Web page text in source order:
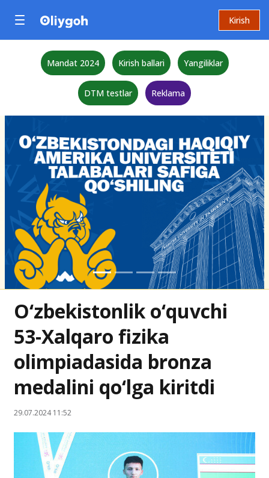
Kirish
Mandat 2024 Kirish ballari Yangiliklar
DTM testlar Reklama
O‘zbekistonlik o‘quvchi
53-Xalqaro fizika
olimpiadasida bronza
medalini qo‘lga kiritdi
29.07.2024 11:52